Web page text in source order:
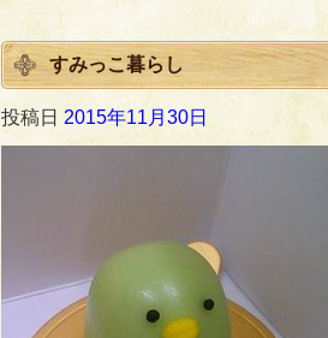
すみっこ暮らし
投稿日 2015年11月30日